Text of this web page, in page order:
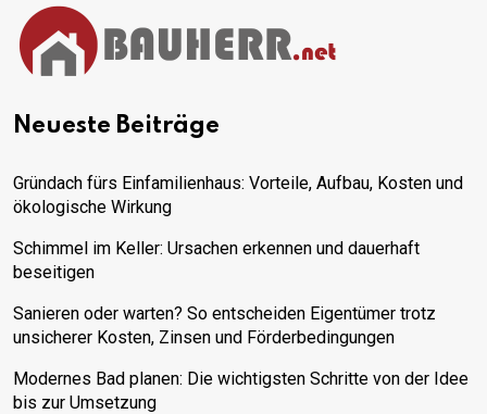
Neueste Beiträge
Gründach fürs Einfamilienhaus: Vorteile, Aufbau, Kosten und
ökologische Wirkung
Schimmel im Keller: Ursachen erkennen und dauerhaft
beseitigen
Sanieren oder warten? So entscheiden Eigentümer trotz
unsicherer Kosten, Zinsen und Förderbedingungen
Modernes Bad planen: Die wichtigsten Schritte von der Idee
bis zur Umsetzung